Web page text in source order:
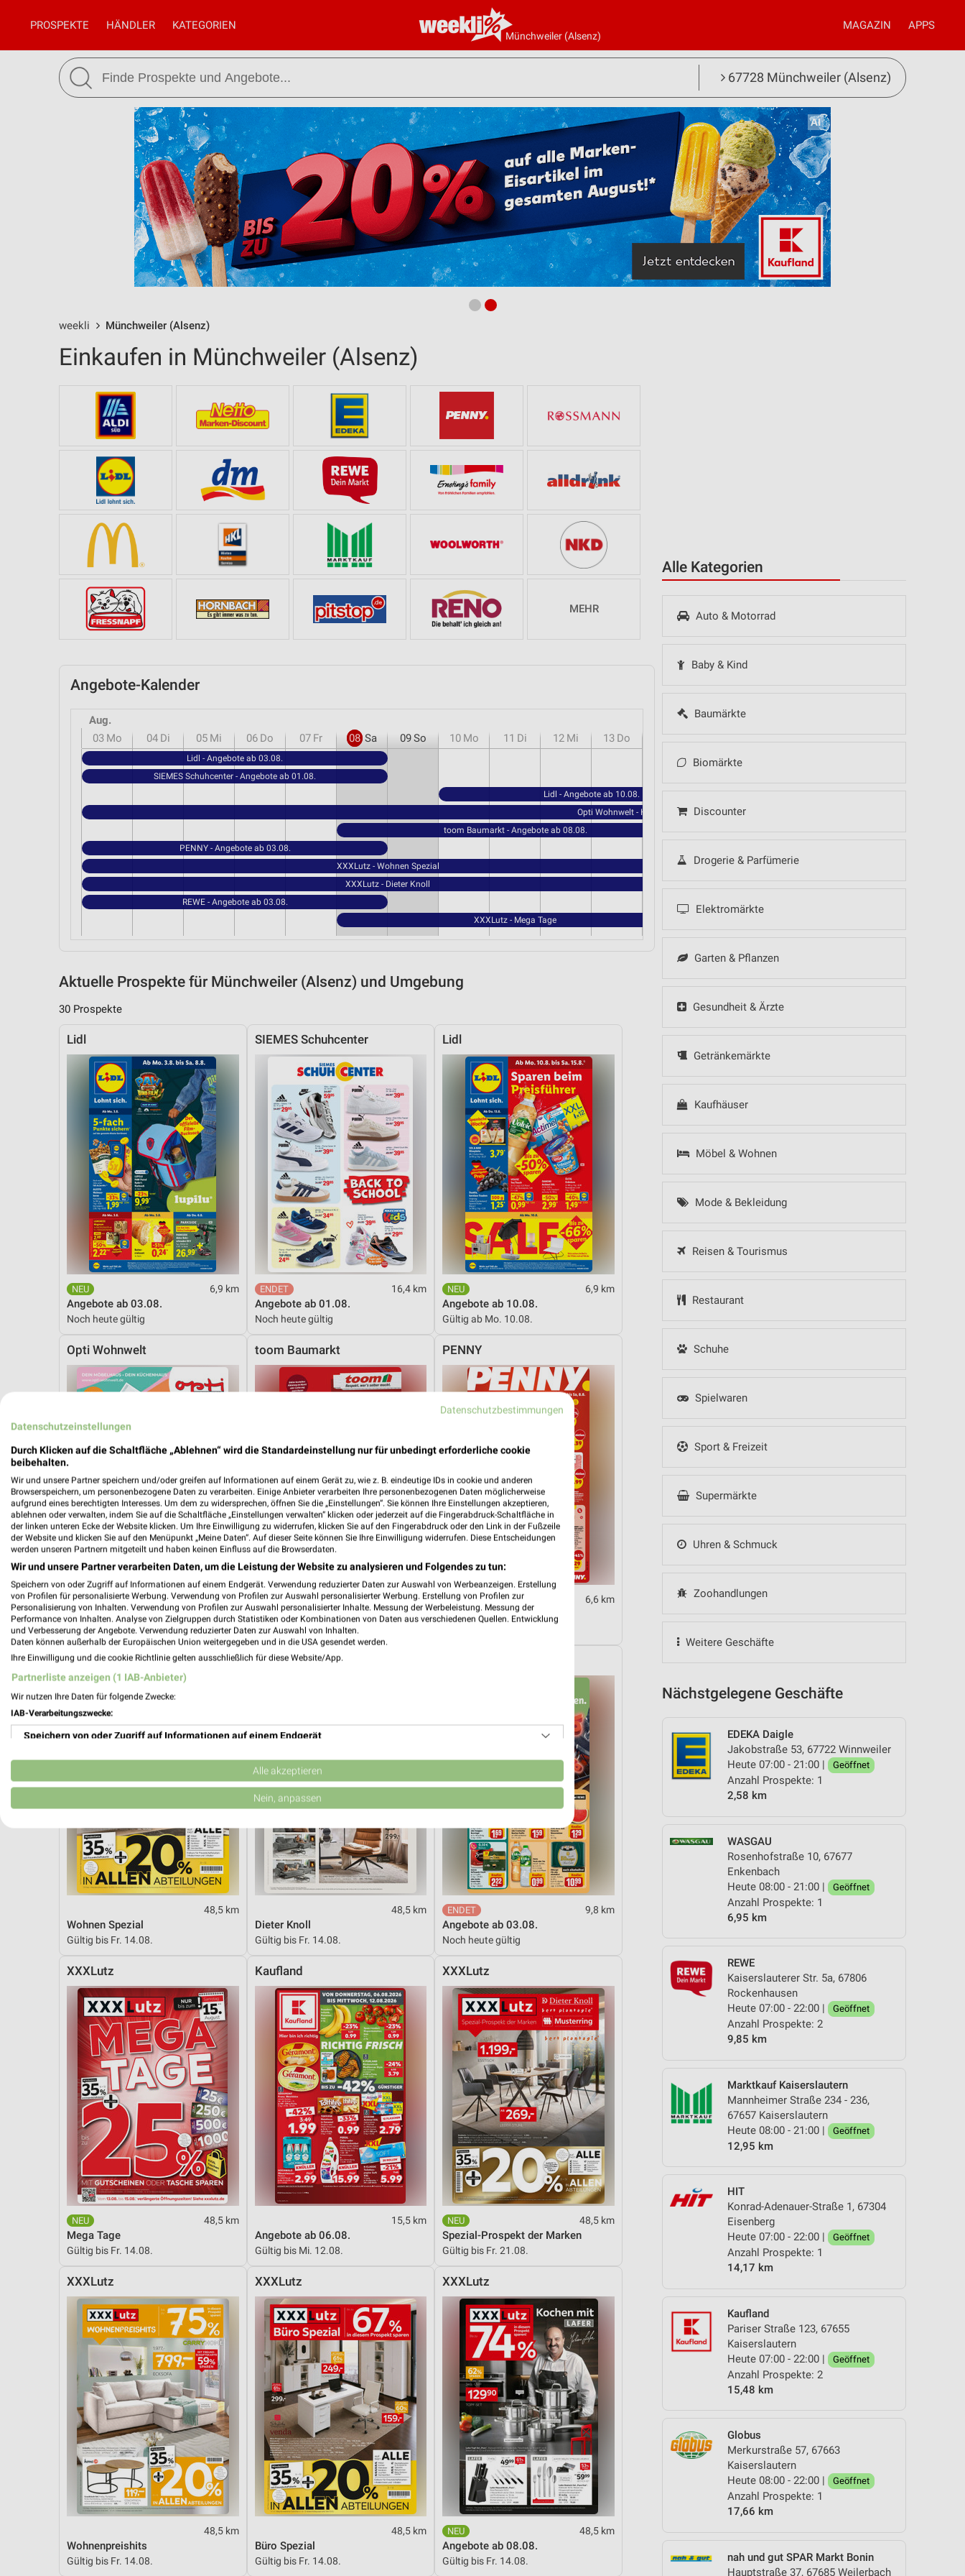
Münchweiler (Alsenz)
PROSPEKTE HÄNDLER KATEGORIEN MAGAZIN APPS
67728 Münchweiler (Alsenz)
weekli Münchweiler (Alsenz)
Alle Kategorien
Auto & Motorrad
Baby & Kind
Baumärkte
Biomärkte
Discounter
Drogerie & Parfümerie
Elektromärkte
Garten & Pflanzen
Gesundheit & Ärzte
Getränkemärkte
Kaufhäuser
Möbel & Wohnen
Mode & Bekleidung
Reisen & Tourismus
Restaurant
Schuhe
Spielwaren
Sport & Freizeit
Supermärkte
Uhren & Schmuck
Zoohandlungen
Weitere Geschäfte
Nächstgelegene Geschäfte
EDEKA Daigle
Jakobstraße 53, 67722 Winnweiler
Heute 07:00 - 21:00 |
Geöffnet
Anzahl Prospekte: 1
2,58 km
WASGAU
Rosenhofstraße 10, 67677
Enkenbach
Heute 08:00 - 21:00 |
Geöffnet
Anzahl Prospekte: 1
6,95 km
REWE
Kaiserslauterer Str. 5a, 67806
Rockenhausen
Heute 07:00 - 22:00 |
Geöffnet
Anzahl Prospekte: 2
9,85 km
Marktkauf Kaiserslautern
Mannheimer Straße 234 - 236,
67657 Kaiserslautern
Heute 08:00 - 21:00 |
Geöffnet
12,95 km
HIT
Konrad-Adenauer-Straße 1, 67304
Eisenberg
Heute 07:00 - 22:00 |
Geöffnet
Anzahl Prospekte: 1
14,17 km
Kaufland
Pariser Straße 123, 67655
Kaiserslautern
Heute 07:00 - 22:00 |
Geöffnet
Anzahl Prospekte: 2
15,48 km
Globus
Merkurstraße 57, 67663
Kaiserslautern
Heute 08:00 - 22:00 |
Geöffnet
Anzahl Prospekte: 1
17,66 km
nah und gut SPAR Markt Bonin
Hauptstraße 37, 67685 Weilerbach
Einkaufen in Münchweiler (Alsenz)
MEHR
Angebote-Kalender
Aug.
03 Mo 04 Di 05 Mi 06 Do 07 Fr 08 Sa 09So 10 Mo 11 Di 12 Mi 13 Do
Lidl - Angebote ab 03.08.
SIEMES Schuhcenter - Angebote ab 01.08.
Lidl - Angebote ab 10.08.
Opti Wohnwelt - Hot Sommer Sale
toom Baumarkt - Angebote ab 08.08.
PENNY - Angebote ab 03.08.
XXXLutz - Wohnen Spezial
XXXLutz - Dieter Knoll
REWE - Angebote ab 03.08.
XXXLutz - Mega Tage
Aktuelle Prospekte für Münchweiler (Alsenz) und Umgebung
30 Prospekte
Lidl
6,9 km
Angebote ab 03.08.
Noch heute gültig
SIEMES Schuhcenter
16,4 km
Angebote ab 01.08.
Noch heute gültig
Lidl
6,9 km
Angebote ab 10.08.
Gültig ab Mo. 10.08.
Opti Wohnwelt
48,9 km
Hot Sommer Sale
Gültig bis Sa. 29.08.
toom Baumarkt
16,5 km
Angebote ab 08.08.
Gültig bis Fr. 14.08.
PENNY
6,6 km
Angebote ab 03.08.
XXXLutz
48,5 km
Wohnen Spezial
Gültig bis Fr. 14.08.
XXXLutz
48,5 km
Dieter Knoll
Gültig bis Fr. 14.08.
9,8 km
Angebote ab 03.08.
Noch heute gültig
XXXLutz
48,5 km
Mega Tage
Gültig bis Fr. 14.08.
Kaufland
15,5 km
Angebote ab 06.08.
Gültig bis Mi. 12.08.
XXXLutz
48,5 km
Spezial-Prospekt der Marken
Gültig bis Fr. 21.08.
XXXLutz
48,5 km
Wohnenpreishits
Gültig bis Fr. 14.08.
XXXLutz
48,5 km
Büro Spezial
Gültig bis Fr. 14.08.
XXXLutz
48,5 km
Angebote ab 08.08.
Gültig bis Fr. 14.08.
Datenschutzbestimmungen
Datenschutzeinstellungen
Durch Klicken auf die Schaltfläche „Ablehnen“ wird die Standardeinstellung nur für unbedingt erforderliche cookie
beibehalten.
Wir und unsere Partner speichern und/oder greifen auf Informationen auf einem Gerät zu, wie z. B. eindeutige IDs in cookie und anderen
Browserspeichern, um personenbezogene Daten zu verarbeiten. Einige Anbieter verarbeiten Ihre personenbezogenen Daten möglicherweise
aufgrund eines berechtigten Interesses. Um dem zu widersprechen, öffnen Sie die „Einstellungen“. Sie können Ihre Einstellungen akzeptieren,
ablehnen oder verwalten, indem Sie auf die Schaltfläche „Einstellungen verwalten“ klicken oder jederzeit auf die Fingerabdruck-Schaltfläche in
der linken unteren Ecke der Website klicken. Um Ihre Einwilligung zu widerrufen, klicken Sie auf den Fingerabdruck oder den Link in der Fußzeile
der Website und klicken Sie auf den Menüpunkt „Meine Daten“. Auf dieser Seite können Sie Ihre Einwilligung widerrufen. Diese Entscheidungen
werden unseren Partnern mitgeteilt und haben keinen Einfluss auf die Browserdaten.
Wir und unsere Partner verarbeiten Daten, um die Leistung der Website zu analysieren und Folgendes zu tun:
Speichern von oder Zugriff auf Informationen auf einem Endgerät. Verwendung reduzierter Daten zur Auswahl von Werbeanzeigen. Erstellung
von Profilen für personalisierte Werbung. Verwendung von Profilen zur Auswahl personalisierter Werbung. Erstellung von Profilen zur
Personalisierung von Inhalten. Verwendung von Profilen zur Auswahl personalisierter Inhalte. Messung der Werbeleistung. Messung der
Performance von Inhalten. Analyse von Zielgruppen durch Statistiken oder Kombinationen von Daten aus verschiedenen Quellen. Entwicklung
und Verbesserung der Angebote. Verwendung reduzierter Daten zur Auswahl von Inhalten.
Daten können außerhalb der Europäischen Union weitergegeben und in die USA gesendet werden.
Ihre Einwilligung und die cookie Richtlinie gelten ausschließlich für diese Website/App.
Partnerliste anzeigen (1 IAB-Anbieter)
Wir nutzen Ihre Daten für folgende Zwecke:
IAB-Verarbeitungszwecke:
Speichern von oder Zugriff auf Informationen auf einem Endgerät
Verwendung reduzierter Daten zur Auswahl von Werbeanzeigen
Erstellung von Profilen für personalisierte Werbung
Erstellung von Profilen zur Personalisierung von Inhalten
Verwendung von Profilen zur Auswahl personalisierter Inhalte
Messung der Performance von Inhalten
Analyse von Zielgruppen durch Statistiken oder Kombinationen von Daten aus verschiedenen
Entwicklung und Verbesserung der Angebote
Verwendung reduzierter Daten zur Auswahl von Inhalten
IAB-Besonderheiten:
Verwendung genauer Standortdaten
Geräte anhand von aktiv angeforderten Informationen identifizieren
Nicht-IAB-Verarbeitungszwecke:
Performance
Funktional
Alle akzeptieren
Nein, anpassen